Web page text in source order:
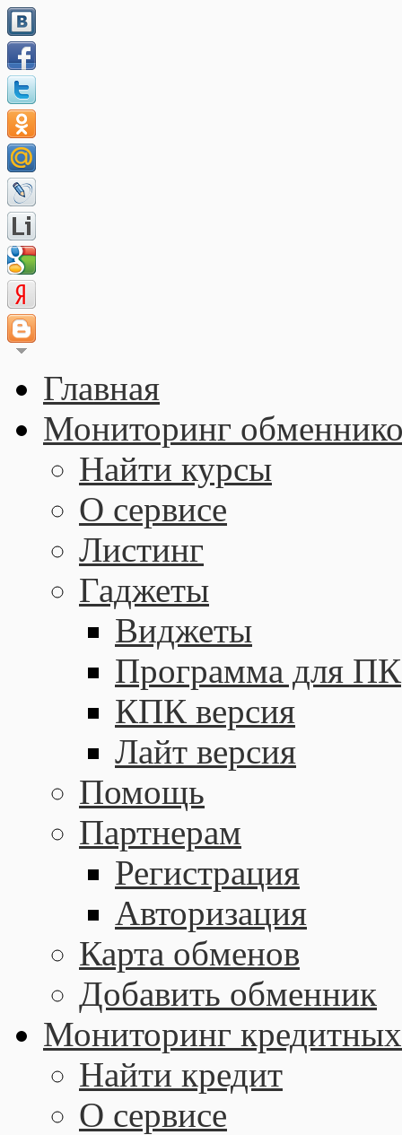
Главная
Мониторинг
Найти курсы
О сервисе
Листинг
Гаджеты
Виджеты
Программа для ПК
КПК версия
Лайт версия
Помощь
Партнерам
Регистрация
Авторизация
Карта обменов
Добавить обменник
Мониторинг кредитных
Найти кредит
О сервисе